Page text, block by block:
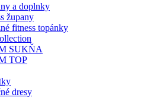
a doplnky
župany
fitness topánky
SUKŇA
TOP
dresy